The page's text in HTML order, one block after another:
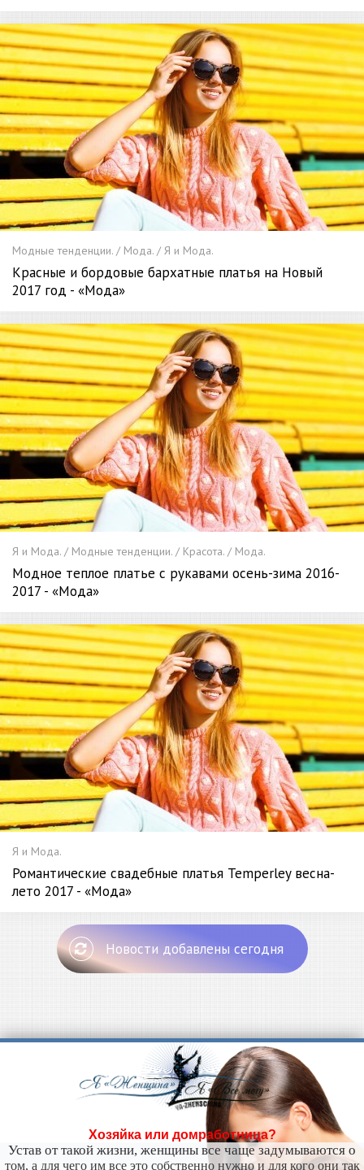
Модные тенденции. / Мода. / Я и Мода.
Красные и бордовые бархатные платья на Новый
2017 год - «Мода»
Я и Мода. / Модные тенденции. / Красота. / Мода.
Модное теплое платье с рукавами осень-зима 2016-
2017 - «Мода»
Я и Мода.
Романтические свадебные платья Temperley весна-
лето 2017 - «Мода»
Новости добавлены сегодня
Хозяйка или домработница?
Устав от такой жизни, женщины все чаще задумываются о
том, а для чего им все это собственно нужно и для кого они так